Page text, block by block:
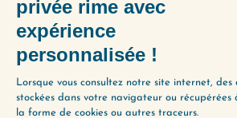
Experience, de Mihály
Csíkszentmihályi
PARTAGER